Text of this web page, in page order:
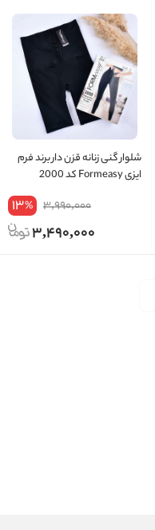
شلوار گنی زنانه قزن دار برند فرم
ایزی Formeasy کد 2000
3,990,000
13%
3,490,000